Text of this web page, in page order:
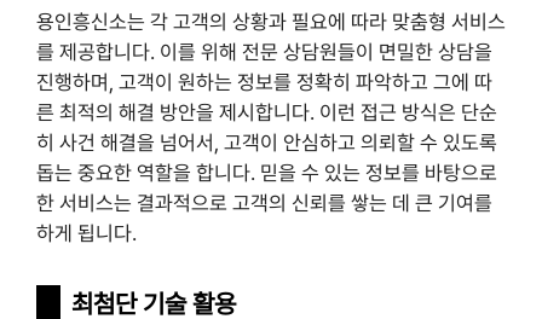
용인흥신소는 각 고객의 상황과 필요에 따라 맞춤형 서비스
를 제공합니다. 이를 위해 전문 상담원들이 면밀한 상담을
진행하며, 고객이 원하는 정보를 정확히 파악하고 그에 따
른 최적의 해결 방안을 제시합니다. 이런 접근 방식은 단순
히 사건 해결을 넘어서, 고객이 안심하고 의뢰할 수 있도록
돕는 중요한 역할을 합니다. 믿을 수 있는 정보를 바탕으로
한 서비스는 결과적으로 고객의 신뢰를 쌓는 데 큰 기여를
하게 됩니다.
최첨단 기술 활용